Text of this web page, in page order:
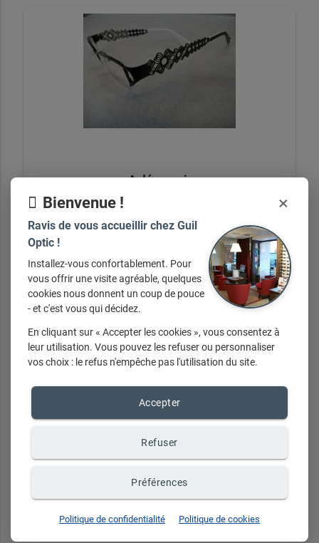
A découvrir
Bienvenue ! ×
Ravis de vous accueillir chez Guil
Optic !
Installez-vous confortablement. Pour
vous offrir une visite agréable, quelques
cookies nous donnent un coup de pouce
- et c'est vous qui décidez.
En cliquant sur « Accepter les cookies », vous consentez à
leur utilisation. Vous pouvez les refuser ou personnaliser
vos choix : le refus n'empêche pas l'utilisation du site.
Accepter
Refuser
Préférences
Politique de confidentialité Politique de cookies